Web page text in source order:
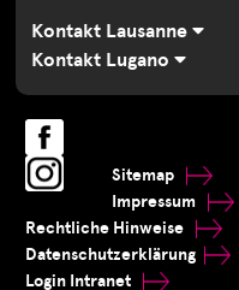
Kontakt Lausanne
Kontakt Lugano
Sitemap
Impressum
Rechtliche Hinweise
Datenschutzerklärung
Login Intranet